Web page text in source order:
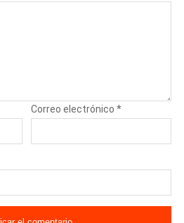
Correo electrónico*